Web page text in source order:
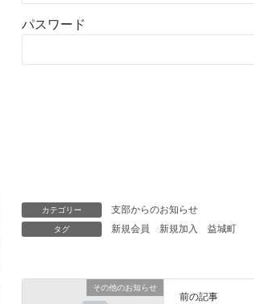
パスワード
カテゴリー 支部からのお知らせ
タグ 新規会員 新規加入 益城町
その他のお知らせ
前の記事